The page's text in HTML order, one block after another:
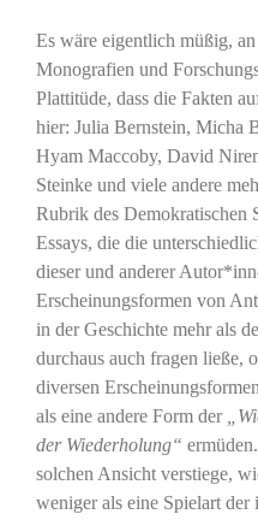
Es wäre eigentlich müßig,
Monografien und
Plattitüde, dass die Fakten
hier: Julia Bernstein, Micha
Hyam Maccoby, David
Steinke und viele andere
Rubrik des Demokratischen
Essays, die die
dieser und anderer
Erscheinungsformen von
in der Geschichte mehr als
durchaus auch fragen ließe,
diversen
als eine andere Form der
der Wiederholung“
solchen Ansicht verstiege,
weniger als eine Spielart